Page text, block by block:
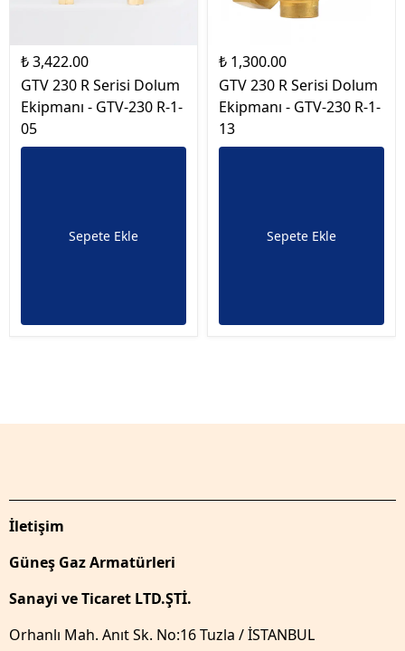
₺ 3,422.00
GTV 230 R Serisi Dolum
Ekipmanı - GTV-230 R-1-
05
Sepete Ekle
₺ 1,300.00
GTV 230 R Serisi Dolum
Ekipmanı - GTV-230 R-1-
13
Sepete Ekle
İletişim
Güneş Gaz Armatürleri
Sanayi ve Ticaret LTD.ŞTİ.
Orhanlı Mah. Anıt Sk. No:16 Tuzla / İSTANBUL